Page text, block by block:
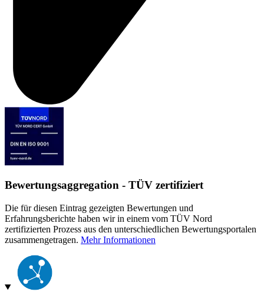
Bewertungsaggregation - TÜV zertifiziert
Die für diesen Eintrag gezeigten Bewertungen und
Erfahrungsberichte haben wir in einem vom TÜV Nord
zertifizierten Prozess aus den unterschiedlichen Bewertungsportalen
zusammengetragen. Mehr Informationen